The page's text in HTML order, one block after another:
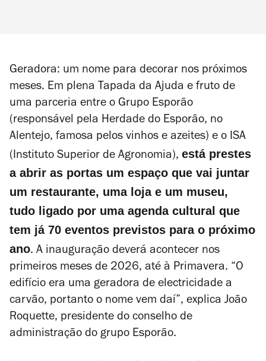
Geradora: um nome para decorar nos próximos
meses. Em plena Tapada da Ajuda e fruto de
uma parceria entre o Grupo Esporão
(responsável pela Herdade do Esporão, no
Alentejo, famosa pelos vinhos e azeites) e o ISA
(Instituto Superior de Agronomia), está prestes
a abrir as portas um espaço que vai juntar
um restaurante, uma loja e um museu,
tudo ligado por uma agenda cultural que
tem já 70 eventos previstos para o próximo
ano. A inauguração deverá acontecer nos
primeiros meses de 2026, até à Primavera. “O
edifício era uma geradora de electricidade a
carvão, portanto o nome vem daí”, explica João
Roquette, presidente do conselho de
administração do grupo Esporão.